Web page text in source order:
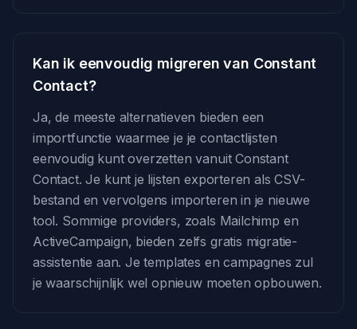
Kan ik eenvoudig migreren van Constant
Contact?
Ja, de meeste alternatieven bieden een
importfunctie waarmee je je contactlijsten
eenvoudig kunt overzetten vanuit Constant
Contact. Je kunt je lijsten exporteren als CSV-
bestand en vervolgens importeren in je nieuwe
tool. Sommige providers, zoals Mailchimp en
ActiveCampaign, bieden zelfs gratis migratie-
assistentie aan. Je templates en campagnes zul
je waarschijnlijk wel opnieuw moeten opbouwen.